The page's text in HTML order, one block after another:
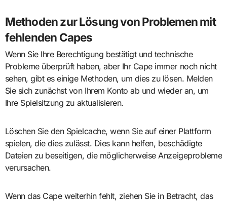
Methoden zur Lösung von Problemen mit
fehlenden Capes
Wenn Sie Ihre Berechtigung bestätigt und technische
Probleme überprüft haben, aber Ihr Cape immer noch nicht
sehen, gibt es einige Methoden, um dies zu lösen. Melden
Sie sich zunächst von Ihrem Konto ab und wieder an, um
Ihre Spielsitzung zu aktualisieren.
Löschen Sie den Spielcache, wenn Sie auf einer Plattform
spielen, die dies zulässt. Dies kann helfen, beschädigte
Dateien zu beseitigen, die möglicherweise Anzeigeprobleme
verursachen.
Wenn das Cape weiterhin fehlt, ziehen Sie in Betracht, das